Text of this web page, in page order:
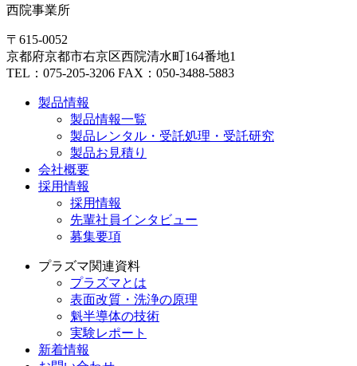
西院事業所
〒615-0052
京都府京都市右京区西院清水町164番地1
TEL：075-205-3206 FAX：050-3488-5883
製品情報
製品情報一覧
製品レンタル・受託処理・受託研究
製品お見積り
会社概要
採用情報
採用情報
先輩社員インタビュー
募集要項
プラズマ関連資料
プラズマとは
表面改質・洗浄の原理
魁半導体の技術
実験レポート
新着情報